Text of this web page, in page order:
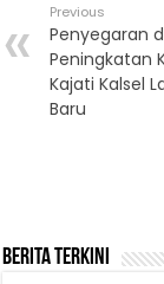
Previous
Penyegaran
Peningkatan
Kajati Kalsel
Baru
Berita Terkini